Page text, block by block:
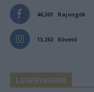
46,301 Rajongók
13,262 Követő
LEGFRISSEBB